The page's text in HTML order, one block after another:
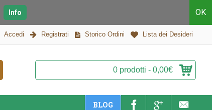
Info OK
Accedi Registrati Storico Ordini Lista dei Desideri
0 prodotti - 0,00€
BLOG